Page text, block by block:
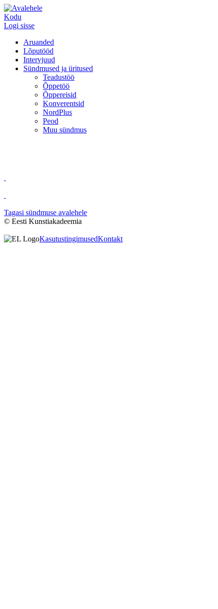
Kodu
Logi sisse
Aruanded
Lõputööd
Intervjuud
Sündmused ja üritused
Teadustöö
Õppetöö
Õppereisid
Konverentsid
NordPlus
Peod
Muu sündmus
Tagasi sündmuse avalehele
© Eesti Kunstiakadeemia
KasutustingimusedKontakt